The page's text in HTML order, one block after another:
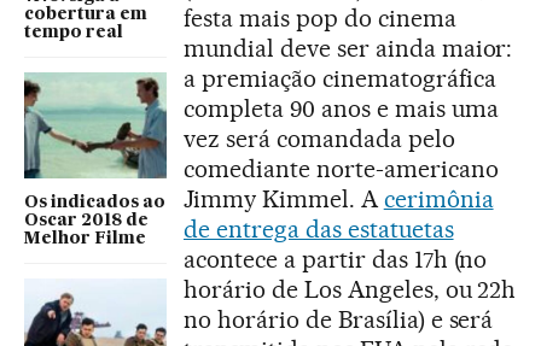
cobertura em
tempo real
Os indicados ao
Oscar 2018 de
Melhor Filme
festa mais pop do cinema
mundial deve ser ainda maior:
a premiação cinematográfica
completa 90 anos e mais uma
vez será comandada pelo
comediante norte-americano
Jimmy Kimmel. Acerimônia
de entrega das estatuetas
acontece a partir das 17h (no
horário de Los Angeles, ou 22h
no horário de Brasília) e será